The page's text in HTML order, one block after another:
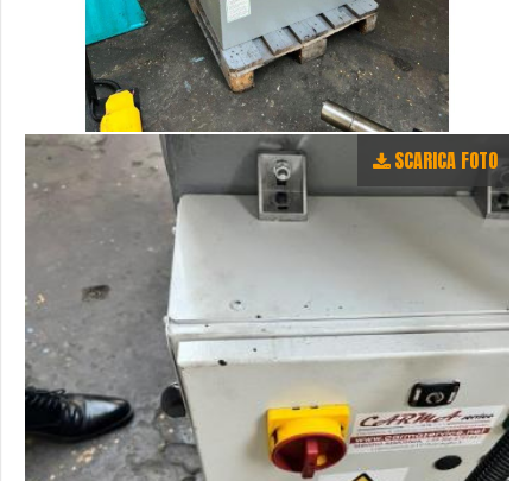
SCARICA FOTO